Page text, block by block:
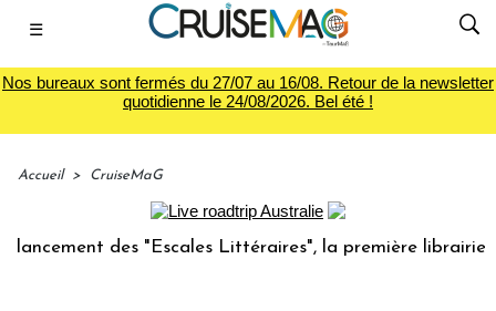
☰
Nos bureaux sont fermés du 27/07 au 16/08. Retour de la newsletter
quotidienne le 24/08/2026. Bel été !
Accueil > CruiseMaG
des "Escales Littéraires", la première librairie du